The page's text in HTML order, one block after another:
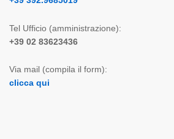
Tel Ufficio (amministrazione):
+39 02 83623436
Via mail (compila il form):
clicca qui